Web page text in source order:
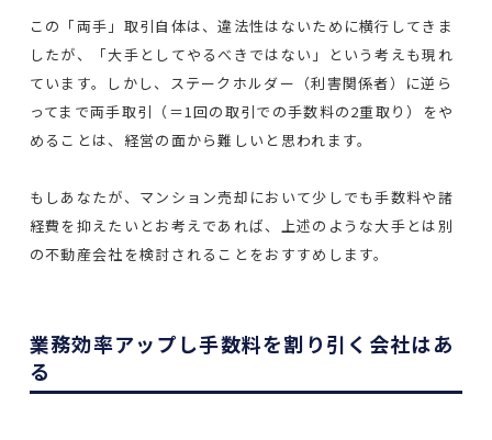
この「両手」取引自体は、違法性はないために横行してきま
したが、「大手としてやるべきではない」という考えも現れ
ています。しかし、ステークホルダー（利害関係者）に逆ら
ってまで両手取引（＝1回の取引での手数料の2重取り）をや
めることは、経営の面から難しいと思われます。
もしあなたが、マンション売却において少しでも手数料や諸
経費を抑えたいとお考えであれば、上述のような大手とは別
の不動産会社を検討されることをおすすめします。
業務効率アップし手数料を割り引く会社はあ
る